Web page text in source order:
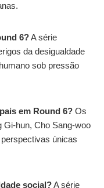
6?A série
da desigualdade
sob pressão
em Round 6? Os
Gi-hun, Cho Sang-woo
únicas
social?A série